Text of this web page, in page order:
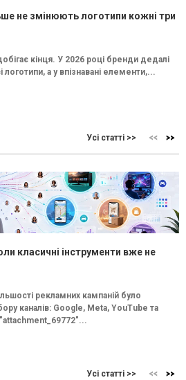
не змінюють логотипи кожні три
кінця. У 2026 році бренди дедалі
логотипи, а у впізнавані елементи,...
Усі статті >>
класичні інструменти вже не
рекламних кампаній було
каналів: Google, Meta, YouTube та
Усі статті >>